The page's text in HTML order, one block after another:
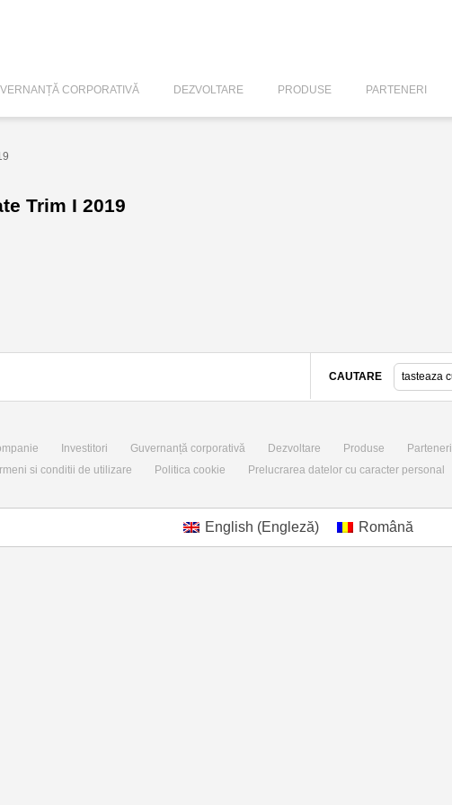
CORPORATIVĂ DEZVOLTARE PRODUSE PARTENERI
Trim I 2019
CAUTARE
Investitori Guvernanță corporativă Dezvoltare Produse Parteneri
si conditii de utilizare
Politica cookie Prelucrarea datelor cu caracter personal
English (Engleză) Română